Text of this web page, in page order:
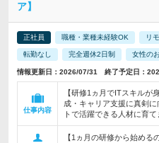
ア】
正社員 職種・業種未経験OK リ
転勤なし 完全週休2日制 女性の
情報更新日：2026/07/31 終了予定日：
仕事内容
【研修1ヵ月でITスキル
成・キャリア支援に真剣
トで活躍できる人材に育て
【1ヵ月の研修から始め